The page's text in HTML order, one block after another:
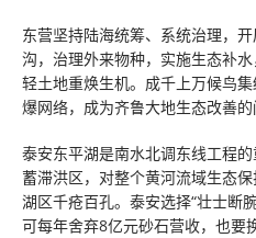
东营坚持陆海统筹、系统治理，
沟，治理外来物种，实施生态补
轻土地重焕生机。成千上万候鸟
爆网络，成为齐鲁大地生态改善的
泰安东平湖是南水北调东线工程
蓄滞洪区，对整个黄河流域生态
湖区千疮百孔。泰安选择“壮士断
可每年舍弃8亿元砂石营收，也要